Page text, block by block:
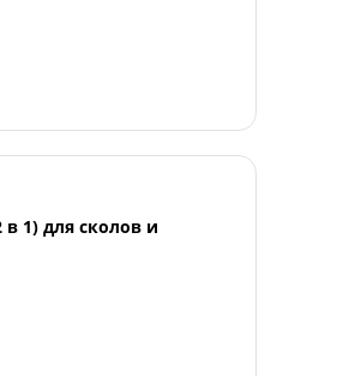
1) для сколов и